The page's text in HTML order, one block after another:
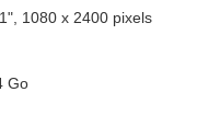
1080 x 2400 pixels
Go